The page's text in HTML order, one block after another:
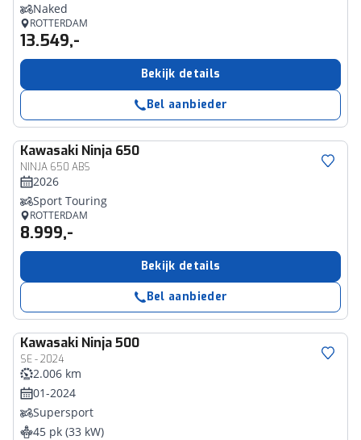
Naked
ROTTERDAM
13.549,-
Bekijk details
Bel aanbieder
Kawasaki Ninja 650
NINJA 650 ABS
2026
Sport Touring
ROTTERDAM
8.999,-
Bekijk details
Bel aanbieder
Kawasaki Ninja 500
SE - 2024
2.006 km
01-2024
Supersport
45 pk (33 kW)